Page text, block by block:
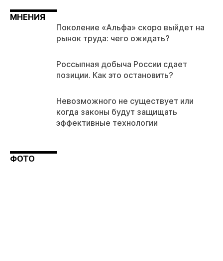
МНЕНИЯ
Поколение «Альфа» скоро выйдет на
рынок труда: чего ожидать?
Россыпная добыча России сдает
позиции. Как это остановить?
Невозможного не существует или
когда законы будут защищать
эффективные технологии
ФОТО